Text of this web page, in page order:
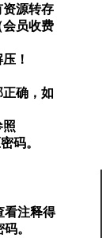
源转存
员收费
！
确，如
照
码。
看注释得
。